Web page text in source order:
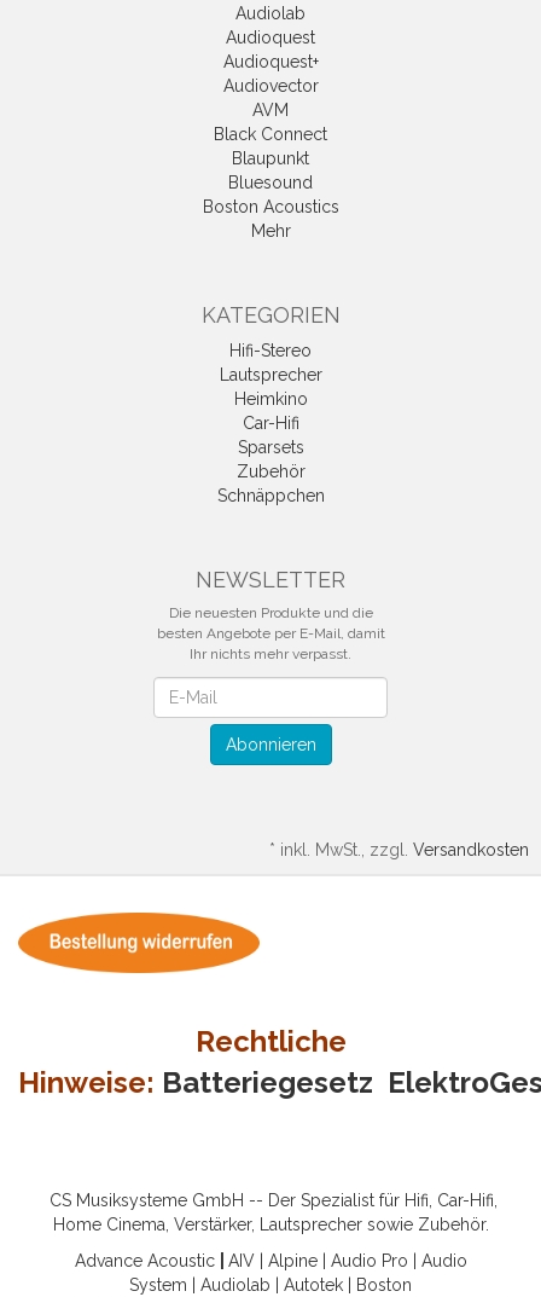
Audiolab
Audioquest
Audioquest+
Audiovector
AVM
Black Connect
Blaupunkt
Bluesound
Boston Acoustics
Mehr
KATEGORIEN
Hifi-Stereo
Lautsprecher
Heimkino
Car-Hifi
Sparsets
Zubehör
Schnäppchen
NEWSLETTER
Die neuesten Produkte und die
besten Angebote per E-Mail, damit
Ihr nichts mehr verpasst.
Abonnieren
* inkl. MwSt., zzgl. Versandkosten
Rechtliche
Hinweise: Batteriegesetz
CS Musiksysteme GmbH -- Der Spezialist für Hifi, Car-Hifi,
Home Cinema, Verstärker, Lautsprecher sowie Zubehör.
Advance Acoustic
AIV| Alpine| Audio Pro
Audio
System
Audiolab Autotek
Boston